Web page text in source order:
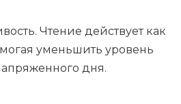
Чтение действует как
уменьшить уровень
дня.